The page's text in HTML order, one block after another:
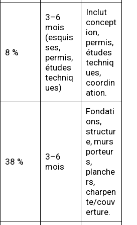
8 %
3–6
mois
(esquis
ses,
permis,
études
techniq
ues)
Inclut
concept
ion,
permis,
études
techniq
ues,
coordin
ation.
38 %
3–6
mois
Fondati
ons,
structur
e, murs
porteur
s,
planche
rs,
charpen
te/couv
erture.